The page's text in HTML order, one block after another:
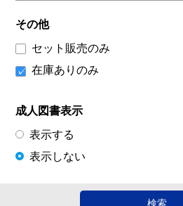
その他
セット販売のみ
在庫ありのみ
成人図書表示
表示する
表示しない